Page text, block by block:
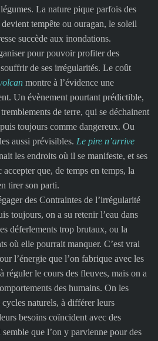
La nature pique parfois des
tempête ou ouragan, le soleil
succède aux inondations.
pour pouvoir profiter des
de ses irrégularités. Le coût
montre à l’évidence une
Un évènement pourtant prédictible,
de terre, qui se déchainent
toujours comme dangereux. Ou
aussi prévisibles. Le pire n’arrive
les endroits où il se manifeste, et ses
que, de temps en temps, la
tirer son parti.
des Contraintes de l’irrégularité
toujours, on a su retenir l’eau dans
déferlements trop brutaux, ou la
où elle pourrait manquer. C’est vrai
l’énergie que l’on fabrique avec les
réguler le cours des fleuves, mais on a
des humains. On les
cycles naturels, à différer leurs
besoins coïncident avec des
que l’on y parvienne pour des